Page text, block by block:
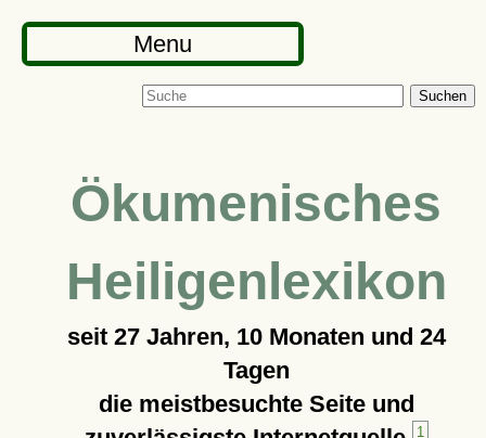
Menu
Suchen
Ökumenisches
Heiligenlexikon
seit 27 Jahren, 10 Monaten und 24
Tagen
die meistbesuchte Seite und
1